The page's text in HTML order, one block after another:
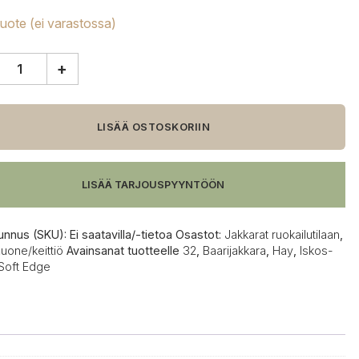
(ei varastossa)
+
LISÄÄ OSTOSKORIIN
LISÄÄ TARJOUSPYYNTÖÖN
(SKU): Ei saatavilla/-tietoa Osastot: Jakkarat ruokailutilaan
keittiö Avainsanat tuotteelle 32 Baarijakkara Hay, Iskos-
Edge